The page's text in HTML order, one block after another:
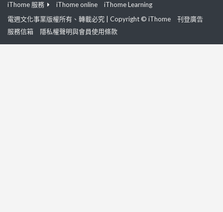
iThome 服務 iThome online
iThome Learning
電週文化事業版權所有、轉載必究 | Copyright © iThome
刊登廣告
服務信箱
隱私權聲明與會員使用條款